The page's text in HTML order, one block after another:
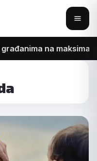
meni
na